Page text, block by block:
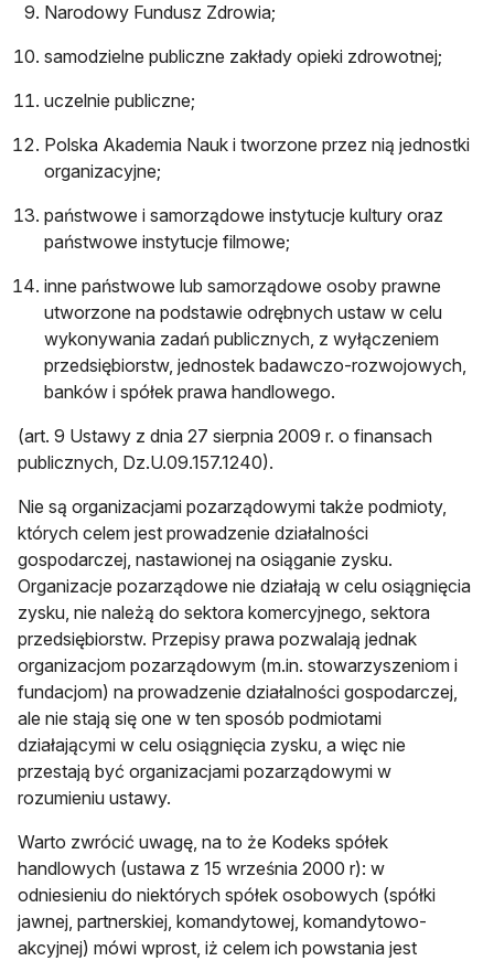
Narodowy Fundusz Zdrowia;
samodzielne publiczne zakłady opieki zdrowotnej;
uczelnie publiczne;
Polska Akademia Nauk i tworzone przez nią jednostki
organizacyjne;
państwowe i samorządowe instytucje kultury oraz
państwowe instytucje filmowe;
inne państwowe lub samorządowe osoby prawne
utworzone na podstawie odrębnych ustaw w celu
wykonywania zadań publicznych, z wyłączeniem
przedsiębiorstw, jednostek badawczo-rozwojowych,
banków i spółek prawa handlowego.
(art. 9 Ustawy z dnia 27 sierpnia 2009 r. o finansach
publicznych, Dz.U.09.157.1240).
Nie są organizacjami pozarządowymi także podmioty,
których celem jest prowadzenie działalności
gospodarczej, nastawionej na osiąganie zysku.
Organizacje pozarządowe nie działają w celu osiągnięcia
zysku, nie należą do sektora komercyjnego, sektora
przedsiębiorstw. Przepisy prawa pozwalają jednak
organizacjom pozarządowym (m.in. stowarzyszeniom i
fundacjom) na prowadzenie działalności gospodarczej,
ale nie stają się one w ten sposób podmiotami
działającymi w celu osiągnięcia zysku, a więc nie
przestają być organizacjami pozarządowymi w
rozumieniu ustawy.
Warto zwrócić uwagę, na to że Kodeks spółek
handlowych (ustawa z 15 września 2000 r): w
odniesieniu do niektórych spółek osobowych (spółki
jawnej, partnerskiej, komandytowej, komandytowo-
akcyjnej) mówi wprost, iż celem ich powstania jest